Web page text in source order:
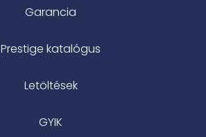
Garancia
Prestige katalógus
Letöltések
GYIK